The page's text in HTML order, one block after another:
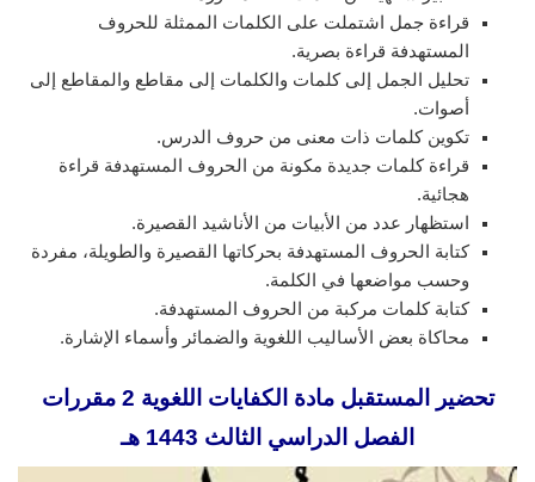
قراءة جمل اشتملت على الكلمات الممثلة للحروف
المستهدفة قراءة بصرية.
تحليل الجمل إلى كلمات والكلمات إلى مقاطع والمقاطع إلى
أصوات.
تكوين كلمات ذات معنى من حروف الدرس.
قراءة كلمات جديدة مكونة من الحروف المستهدفة قراءة
هجائية.
استظهار عدد من الأبيات من الأناشيد القصيرة.
كتابة الحروف المستهدفة بحركاتها القصيرة والطويلة، مفردة
وحسب مواضعها في الكلمة.
كتابة كلمات مركبة من الحروف المستهدفة.
محاكاة بعض الأساليب اللغوية والضمائر وأسماء الإشارة.
تحضير المستقبل مادة الكفايات اللغوية 2 مقررات
الفصل الدراسي الثالث 1443 هـ